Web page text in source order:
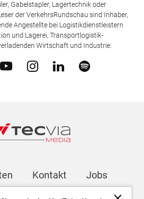
Gabelstapler, Lagertechnik oder
der VerkehrsRundschau sind Inhaber,
Angestellte bei Logistikdienstleistern
und Lagerei, Transportlogistik-
Wirtschaft und Industrie.
Kontakt Jobs